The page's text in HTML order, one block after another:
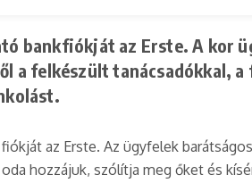
bankfiókját az Erste. A kor
a felkészült tanácsadókkal,
az Erste. Az ügyfelek
hozzájuk, szólítja meg őket és